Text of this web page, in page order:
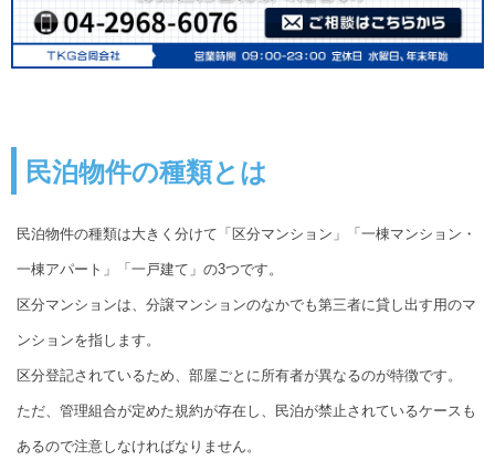
民泊物件の種類とは
民泊物件の種類は大きく分けて「区分マンション」「一棟マンション・
一棟アパート」「一戸建て」の3つです。
区分マンションは、分譲マンションのなかでも第三者に貸し出す用のマ
ンションを指します。
区分登記されているため、部屋ごとに所有者が異なるのが特徴です。
ただ、管理組合が定めた規約が存在し、民泊が禁止されているケースも
あるので注意しなければなりません。